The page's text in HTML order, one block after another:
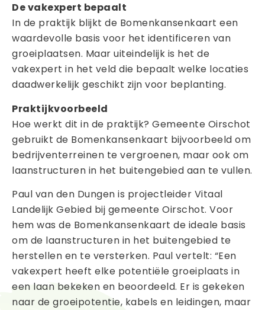
De vakexpert bepaalt
In de praktijk blijkt de Bomenkansenkaart een
waardevolle basis voor het identificeren van
groeiplaatsen. Maar uiteindelijk is het de
vakexpert in het veld die bepaalt welke locaties
daadwerkelijk geschikt zijn voor beplanting.
Praktijkvoorbeeld
Hoe werkt dit in de praktijk? Gemeente Oirschot
gebruikt de Bomenkansenkaart bijvoorbeeld om
bedrijventerreinen te vergroenen, maar ook om
laanstructuren in het buitengebied aan te vullen.
Paul van den Dungen is projectleider Vitaal
Landelijk Gebied bij gemeente Oirschot. Voor
hem was de Bomenkansenkaart de ideale basis
om de laanstructuren in het buitengebied te
herstellen en te versterken. Paul vertelt: “Een
vakexpert heeft elke potentiële groeiplaats in
een laan bekeken en beoordeeld. Er is gekeken
naar de groeipotentie, kabels en leidingen, maar